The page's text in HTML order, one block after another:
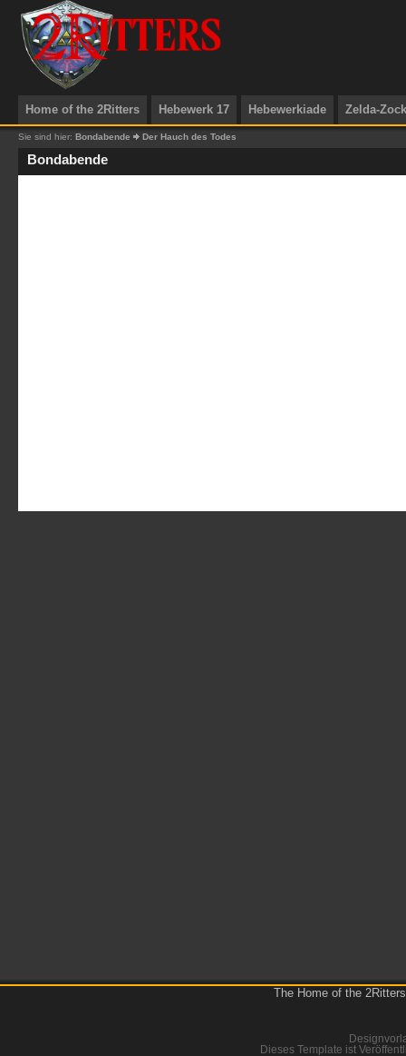
Home of the 2Ritters Hebewerk 17 Hebewerkiade Zelda-
Sie sind hier: Bondabende Der Hauch des Todes
Bondabende
The Home of the
Dieses Template ist